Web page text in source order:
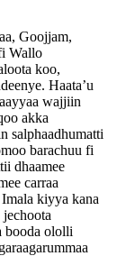
Goojjam,
Wallo
koo,
Haata’u
wajjiin
akka
salphaadhumatti
barachuu fi
dhaamee
carraa
kiyya kana
booda ololli